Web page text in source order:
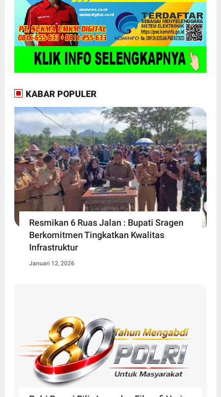
KABAR POPULER
Resmikan 6 Ruas Jalan : Bupati Sragen
Berkomitmen Tingkatkan Kwalitas
Infrastruktur
Januari 12, 2026